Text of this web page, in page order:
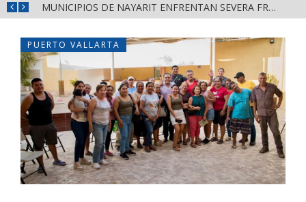
MUNICIPIOS DE NAYARIT ENFRENTAN SEVERA FRAGILIDAD FINANCIERA POR DEUDAS Y NÓMINAS
PUERTO VALLARTA